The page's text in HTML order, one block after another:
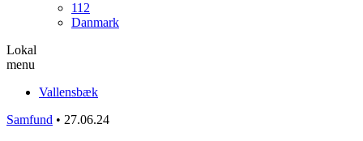
112
Danmark
Lokal
menu
Vallensbæk
Samfund • 27.06.24